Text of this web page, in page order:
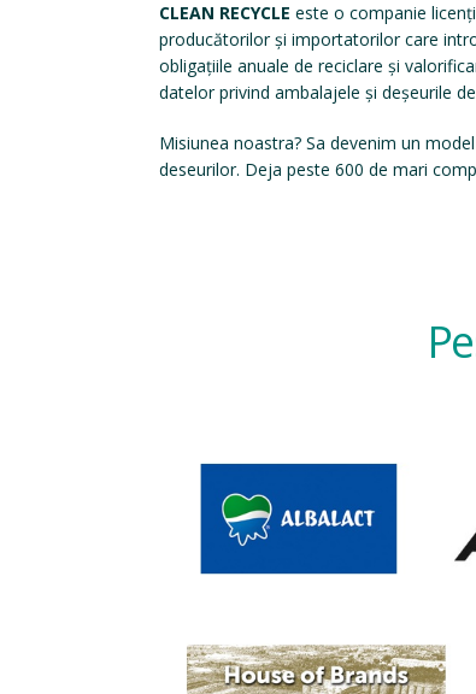
CLEAN RECYCLE este o companie
producătorilor și importatorilor care
obligațiile anuale de reciclare și
datelor privind ambalajele și deșeurile
Misiunea noastra? Sa devenim un
deseurilor. Deja peste 600 de mari